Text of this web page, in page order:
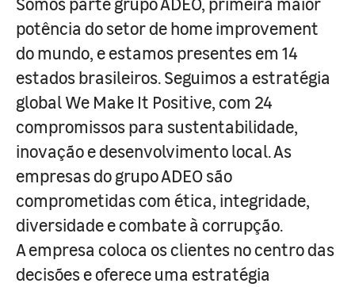
potência do setor de home improvement
do mundo, e estamos presentes em 14
estados brasileiros. Seguimos a estratégia
global We Make It Positive, com 24
compromissos para sustentabilidade,
inovação e desenvolvimento local. As
empresas do grupo ADEO são
comprometidas com ética, integridade,
diversidade e combate à corrupção.
A empresa coloca os clientes no centro das
decisões e oferece uma estratégia